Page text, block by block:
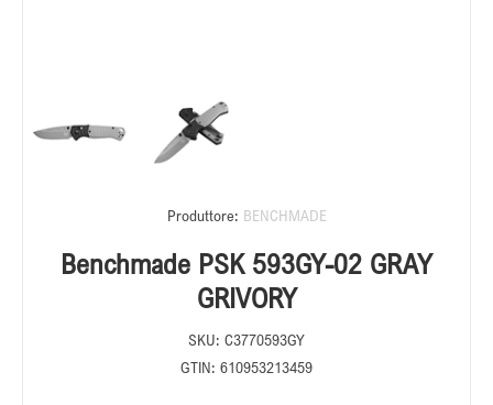
Produttore: BENCHMADE
Benchmade PSK 593GY-02 GRAY
GRIVORY
SKU: C3770593GY
GTIN: 610953213459